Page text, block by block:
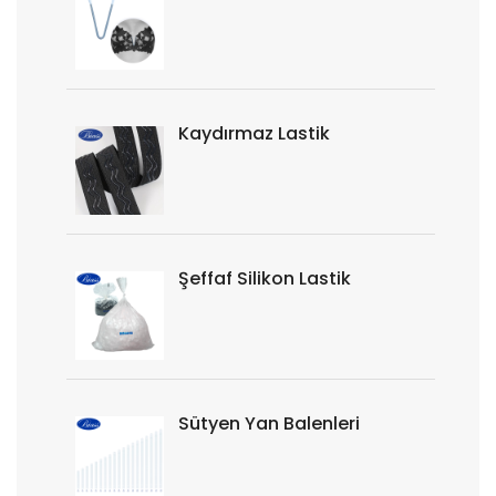
Kaydırmaz Lastik
Şeffaf Silikon Lastik
Sütyen Yan Balenleri